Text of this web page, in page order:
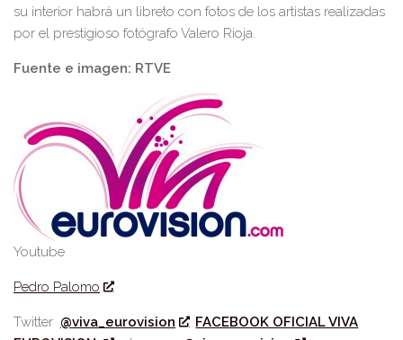
su interior habrá un libreto con fotos de los artistas realizadas
por el prestigioso fotógrafo Valero Rioja.
Fuente e imagen: RTVE
Youtube
Pedro Palomo
Twitter @viva_eurovision
FACEBOOK OFICIAL VIVA